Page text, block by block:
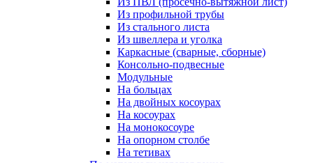
Из профильной трубы
Из стального листа
Из швеллера и уголка
Каркасные (сварные, сборные)
Консольно-подвесные
Модульные
На больцах
На двойных косоурах
На косоурах
На монокосоуре
На опорном столбе
На тетивах